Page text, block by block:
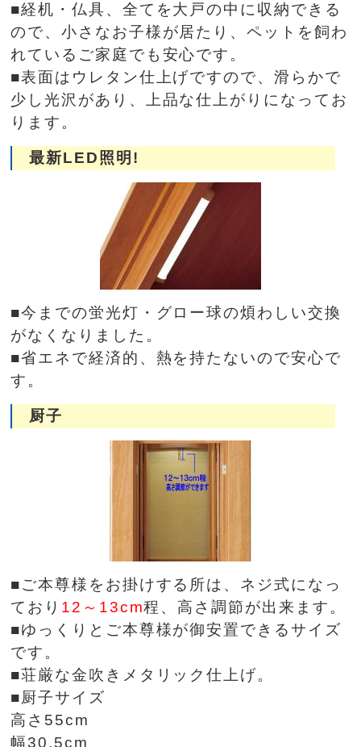
■経机・仏具、全てを大戸の中に収納できる
ので、小さなお子様が居たり、ペットを飼わ
れているご家庭でも安心です。
■表面はウレタン仕上げですので、滑らかで
少し光沢があり、上品な仕上がりになってお
ります。
最新LED照明!
■今までの蛍光灯・グロー球の煩わしい交換
がなくなりました。
■省エネで経済的、熱を持たないので安心で
す。
厨子
■ご本尊様をお掛けする所は、ネジ式になっ
ており 12～13cm程、高さ調節が出来ます。
■ゆっくりとご本尊様が御安置できるサイズ
です。
■荘厳な金吹きメタリック仕上げ。
■厨子サイズ
高さ55cm
幅30.5cm